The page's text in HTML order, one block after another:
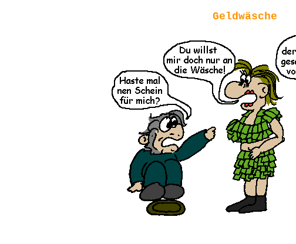
Geldwäsche